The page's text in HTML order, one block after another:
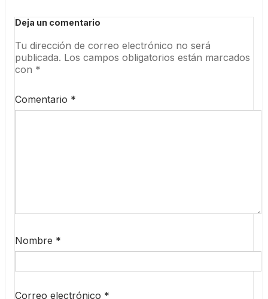
Deja un comentario
Tu dirección de correo electrónico no será
publicada. Los campos obligatorios están marcados
con *
Comentario *
Nombre *
Correo electrónico *